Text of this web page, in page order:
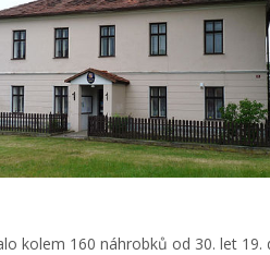
kolem 160 náhrobků od 30. let 19.